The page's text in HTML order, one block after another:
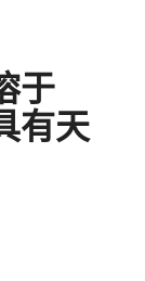
于
有天